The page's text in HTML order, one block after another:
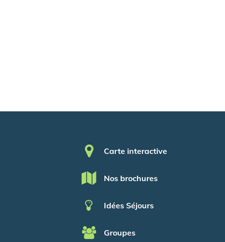
Pied de page
Carte interactive
Nos brochures
Idées Séjours
Groupes